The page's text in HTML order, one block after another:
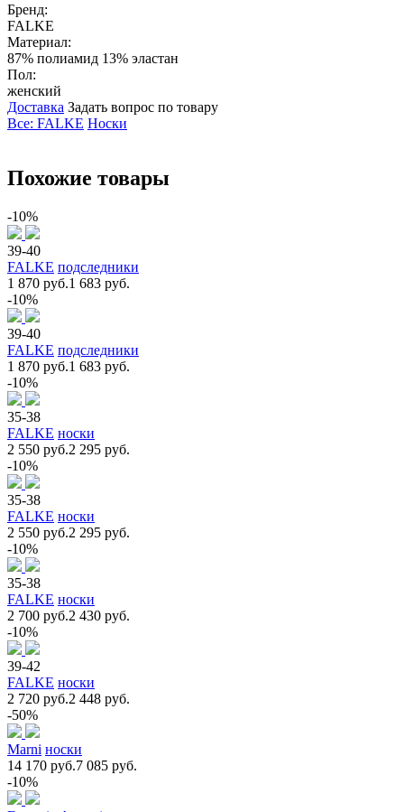
Бренд:
FALKE
Материал:
87% полиамид 13% эластан
Пол:
женский
Доставка Задать вопрос по товару
Все: FALKE Носки
Похожие товары
-10%
39-40
FALKE подследники
1 870 руб.1 683 руб.
-10%
39-40
FALKE подследники
1 870 руб.1 683 руб.
-10%
35-38
FALKE носки
2 550 руб.2 295 руб.
-10%
35-38
FALKE носки
2 550 руб.2 295 руб.
-10%
35-38
FALKE носки
2 700 руб.2 430 руб.
-10%
39-42
FALKE носки
2 720 руб.2 448 руб.
-50%
Marni носки
14 170 руб.7 085 руб.
-10%